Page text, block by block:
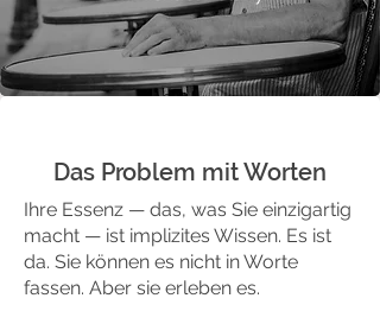
Das Problem mit Worten
Ihre Essenz — das, was Sie einzigartig
macht — ist implizites Wissen. Es ist
da. Sie können es nicht in Worte
fassen. Aber sie erleben es.